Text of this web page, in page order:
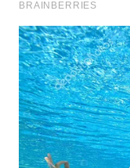
WN
SAMOSIR
WN
PADANG
LAWAS